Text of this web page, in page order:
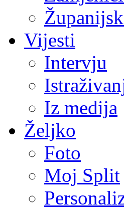
Vijesti
Intervju
Iz medija
Željko
Foto
Moj Split